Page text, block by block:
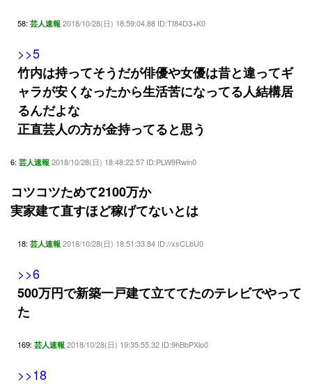
58: 芸人速報 2018/10/28(日) 18:59:04.88 ID:Tf84D3+K0
>>5
竹内は持ってそうだが俳優や女優は昔と違ってギ
ャラが安くなったから生活苦になってる人結構居
るんだよな
正直芸人の方が金持ってると思う
6: 芸人速報 2018/10/28(日) 18:48:22.57 ID:PLW9Rwin0
コツコツためて2100万か
実家建て直すほど稼げてないとは
18: 芸人速報 2018/10/28(日) 18:51:33.84 ID://xsCLbU0
>>6
500万円で新築一戸建て立ててたのテレビでやって
た
169: 芸人速報 2018/10/28(日) 19:35:55.32 ID:9hBbPXlo0
>>18